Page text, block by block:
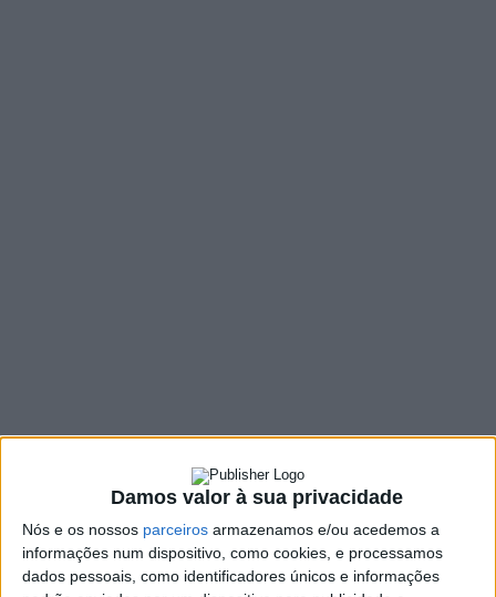
Damos valor à sua privacidade
Nós e os nossos parceiros armazenamos e/ou acedemos a
informações num dispositivo, como cookies, e processamos
dados pessoais, como identificadores únicos e informações
SHARE
433 VIEWS